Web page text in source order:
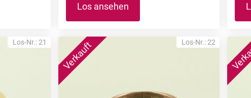
Los ansehen
Los-Nr.: 21 Los-Nr.: 22